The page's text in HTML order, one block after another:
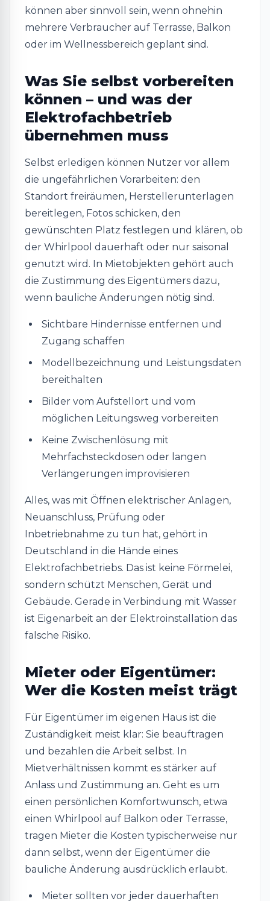
können aber sinnvoll sein, wenn ohnehin
mehrere Verbraucher auf Terrasse, Balkon
oder im Wellnessbereich geplant sind.
Was Sie selbst vorbereiten
können – und was der
Elektrofachbetrieb
übernehmen muss
Selbst erledigen können Nutzer vor allem
die ungefährlichen Vorarbeiten: den
Standort freiräumen, Herstellerunterlagen
bereitlegen, Fotos schicken, den
gewünschten Platz festlegen und klären, ob
der Whirlpool dauerhaft oder nur saisonal
genutzt wird. In Mietobjekten gehört auch
die Zustimmung des Eigentümers dazu,
wenn bauliche Änderungen nötig sind.
Sichtbare Hindernisse entfernen und
Zugang schaffen
Modellbezeichnung und Leistungsdaten
bereithalten
Bilder vom Aufstellort und vom
möglichen Leitungsweg vorbereiten
Keine Zwischenlösung mit
Mehrfachsteckdosen oder langen
Verlängerungen improvisieren
Alles, was mit Öffnen elektrischer Anlagen,
Neuanschluss, Prüfung oder
Inbetriebnahme zu tun hat, gehört in
Deutschland in die Hände eines
Elektrofachbetriebs. Das ist keine Förmelei,
sondern schützt Menschen, Gerät und
Gebäude. Gerade in Verbindung mit Wasser
ist Eigenarbeit an der Elektroinstallation das
falsche Risiko.
Mieter oder Eigentümer:
Wer die Kosten meist trägt
Für Eigentümer im eigenen Haus ist die
Zuständigkeit meist klar: Sie beauftragen
und bezahlen die Arbeit selbst. In
Mietverhältnissen kommt es stärker auf
Anlass und Zustimmung an. Geht es um
einen persönlichen Komfortwunsch, etwa
einen Whirlpool auf Balkon oder Terrasse,
tragen Mieter die Kosten typischerweise nur
dann selbst, wenn der Eigentümer die
bauliche Änderung ausdrücklich erlaubt.
Mieter sollten vor jeder dauerhaften